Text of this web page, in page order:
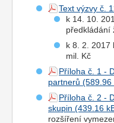
Text výzvy č.
k 14. 10.
předkládání
k 8. 2. 2017
mil. Kč
Příloha č. 1 -
partnerů
Příloha č. 2 -
skupin
rozšíření